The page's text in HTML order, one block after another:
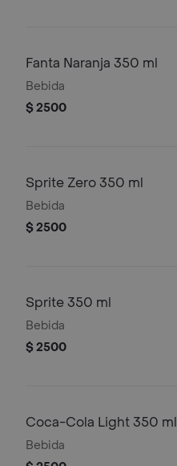
Fanta Naranja 350 ml
Bebida
$ 2500
Sprite Zero 350 ml
Bebida
$ 2500
Sprite 350 ml
Bebida
$ 2500
Coca-Cola Light 350 ml
Bebida